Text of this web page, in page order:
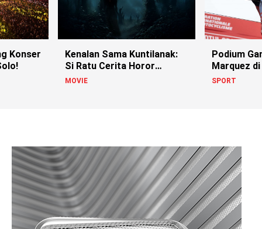
Konser
Kenalan Sama Kuntilanak:
Si Ratu Cerita Horor
Indonesia!
MOVIE
Podium
Marquez
SPORT